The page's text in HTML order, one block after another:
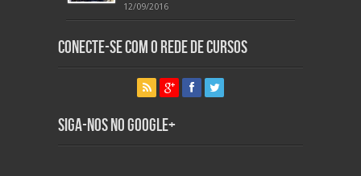
12/09/2016
Conecte-se com o Rede de Cursos
Siga-nos no Google+